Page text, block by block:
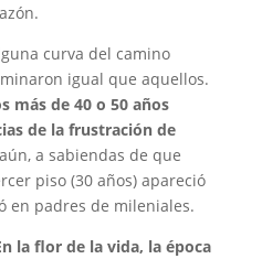
curva del camino
igual que aquellos.
más de 40 o 50 años
de la frustración de
a sabiendas de que
piso (30 años) apareció
en padres de mileniales.
la flor de la vida, la época